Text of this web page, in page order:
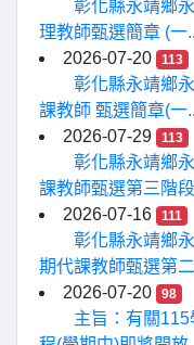
彰化縣永靖鄉
理教師甄選簡章 (一
2026-07-20
113
彰化縣永靖鄉
課教師 甄選簡章(一
2026-07-29
113
彰化縣永靖鄉
課教師甄選第三階
2026-07-16
111
彰化縣永靖鄉
期代課教師甄選第
2026-07-20
98
主旨：有關